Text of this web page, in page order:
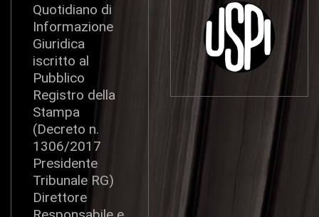
Quotidiano di
Informazione
Giuridica
iscritto al
Pubblico
Registro della
Stampa
(Decreto n.
1306/2017
Presidente
Tribunale RG)
Direttore